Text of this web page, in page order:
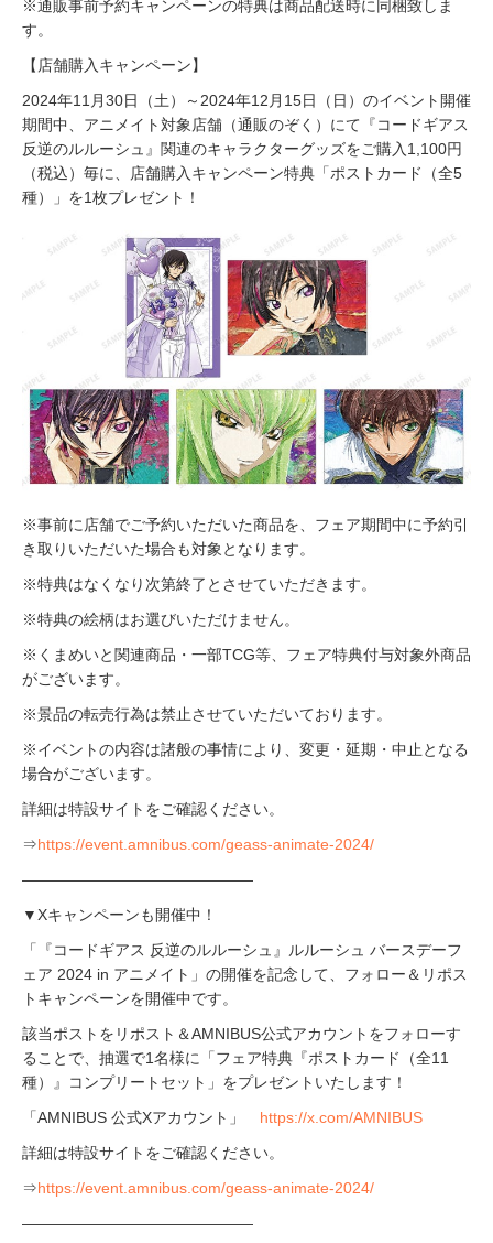
※通販事前予約キャンペーンの特典は商品配送時に同梱致しま
す。
【店舗購入キャンペーン】
2024年11月30日（土）～2024年12月15日（日）のイベント開催
期間中、アニメイト対象店舗（通販のぞく）にて『コードギアス
反逆のルルーシュ』関連のキャラクターグッズをご購入1,100円
（税込）毎に、店舗購入キャンペーン特典「ポストカード（全5
種）」を1枚プレゼント！
※事前に店舗でご予約いただいた商品を、フェア期間中に予約引
き取りいただいた場合も対象となります。
※特典はなくなり次第終了とさせていただきます。
※特典の絵柄はお選びいただけません。
※くまめいと関連商品・一部TCG等、フェア特典付与対象外商品
がございます。
※景品の転売行為は禁止させていただいております。
※イベントの内容は諸般の事情により、変更・延期・中止となる
場合がございます。
詳細は特設サイトをご確認ください。
⇒https://event.amnibus.com/geass-animate-2024/
―――――――――――――――
▼Xキャンペーンも開催中！
「『コードギアス 反逆のルルーシュ』ルルーシュ バースデーフ
ェア 2024 in アニメイト」の開催を記念して、フォロー＆リポス
トキャンペーンを開催中です。
該当ポストをリポスト＆AMNIBUS公式アカウントをフォローす
ることで、抽選で1名様に「フェア特典『ポストカード（全11
種）』コンプリートセット」をプレゼントいたします！
「AMNIBUS 公式Xアカウント」 https://x.com/AMNIBUS
詳細は特設サイトをご確認ください。
⇒https://event.amnibus.com/geass-animate-2024/
―――――――――――――――